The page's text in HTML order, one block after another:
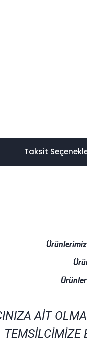
Taksit
Ürünlerimiz
AİT
TEMSİLCİMİZE